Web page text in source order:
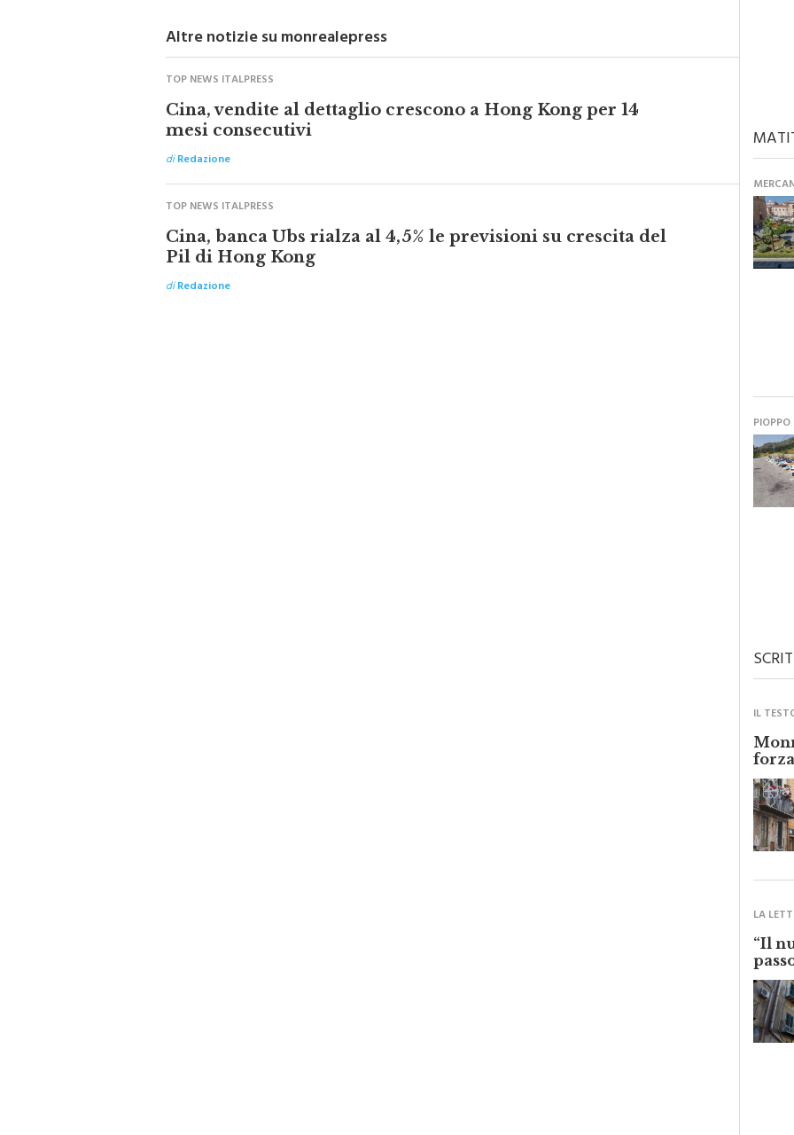
Altre notizie su monrealepress
TOP NEWS ITALPRESS
Cina, vendite al dettaglio crescono a Hong Kong per 14
mesi consecutivi
diRedazione
TOP NEWS ITALPRESS
Cina, banca Ubs rialza al 4,5% le previsioni su crescita del
Pil di Hong Kong
diRedazione
PIOPPO
IL
LA
“Il